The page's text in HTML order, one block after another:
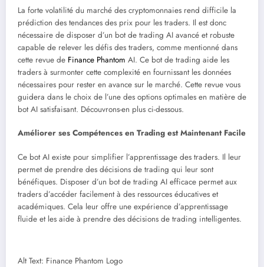
La forte volatilité du marché des cryptomonnaies rend difficile la
prédiction des tendances des prix pour les traders. Il est donc
nécessaire de disposer d’un bot de trading AI avancé et robuste
capable de relever les défis des traders, comme mentionné dans
cette revue de Finance Phantom AI. Ce bot de trading aide les
traders à surmonter cette complexité en fournissant les données
nécessaires pour rester en avance sur le marché. Cette revue vous
guidera dans le choix de l’une des options optimales en matière de
bot AI satisfaisant. Découvrons-en plus ci-dessous.
Améliorer ses Compétences en Trading est Maintenant Facile
Ce bot AI existe pour simplifier l’apprentissage des traders. Il leur
permet de prendre des décisions de trading qui leur sont
bénéfiques. Disposer d’un bot de trading AI efficace permet aux
traders d’accéder facilement à des ressources éducatives et
académiques. Cela leur offre une expérience d’apprentissage
fluide et les aide à prendre des décisions de trading intelligentes.
Alt Text: Finance Phantom Logo